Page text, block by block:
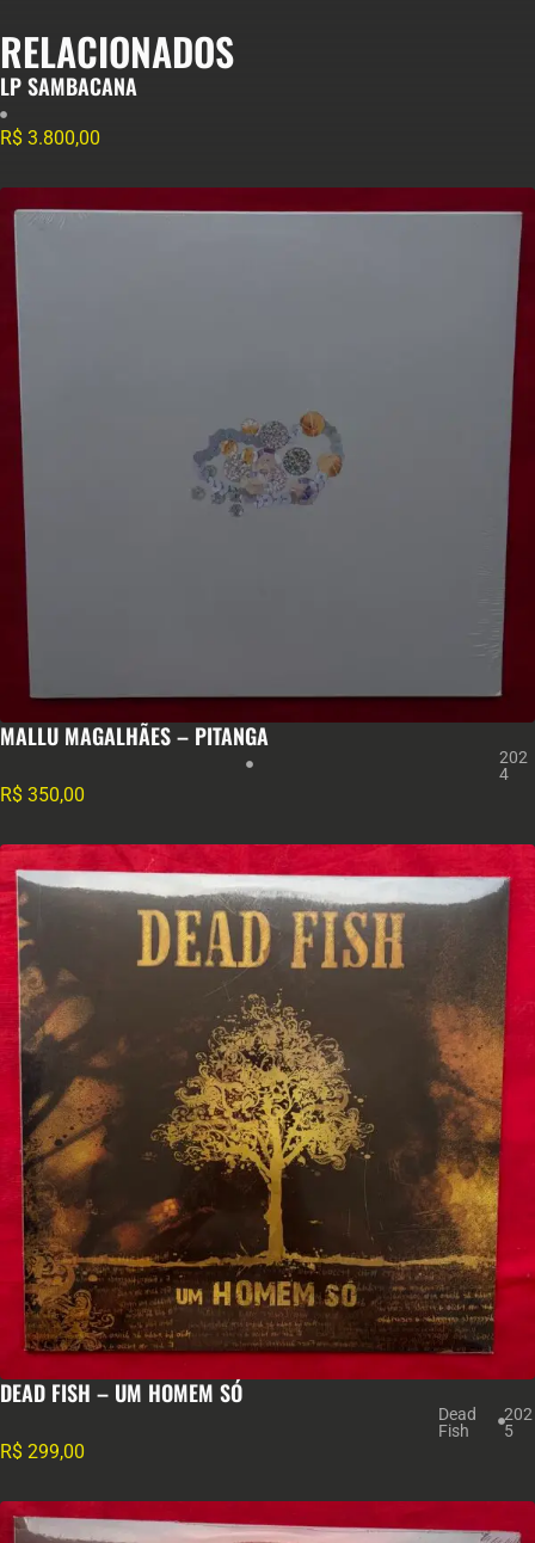
RELACIONADOS
LP SAMBACANA
R$ 3.800,00
MALLU MAGALHÃES – PITANGA
202
4
R$ 350,00
DEAD FISH – UM HOMEM SÓ
Dead
Fish
202
5
R$ 299,00